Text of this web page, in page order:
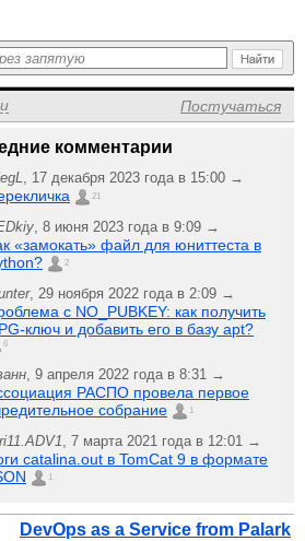
Постучаться
комментарии
, 17 декабря 2023 года в 15:00 →
21
, 8 июня 2023 года в 9:09 →
«замокать» файл для юниттеста в
2
, 29 ноября 2022 года в 2:09 →
с NO_PUBKEY: как получить
ключ и добавить его в базу apt?
6
, 9 апреля 2022 года в 8:31 →
РАСПО провела первое
собрание
1
, 7 марта 2021 года в 12:01 →
catalina.out в TomCat 9 в формате
1
DevOps as a Service from Palark